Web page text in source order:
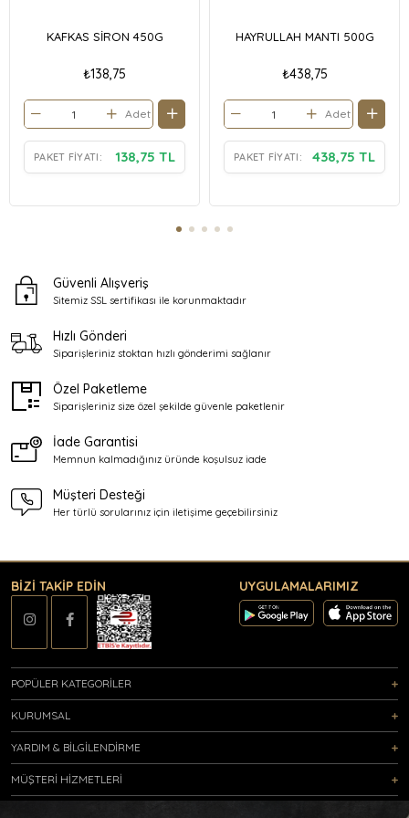
KAFKAS SİRON 450G
₺138,75
Adet
PAKET FIYATI: 138,75 TL
HAYRULLAH MANTI 500G
₺438,75
Adet
PAKET FIYATI: 438,75 TL
Güvenli Alışveriş
Sitemiz SSL sertifikası ile korunmaktadır
Hızlı Gönderi
Siparişleriniz stoktan hızlı gönderimi sağlanır
Özel Paketleme
Siparişleriniz size özel şekilde güvenle paketlenir
İade Garantisi
Memnun kalmadığınız üründe koşulsuz iade
Müşteri Desteği
Her türlü sorularınız için iletişime geçebilirsiniz
BİZİ TAKİP EDİN UYGULAMALARIMIZ
POPÜLER KATEGORİLER
KURUMSAL
YARDIM & BİLGİLENDİRME
MÜŞTERİ HİZMETLERİ